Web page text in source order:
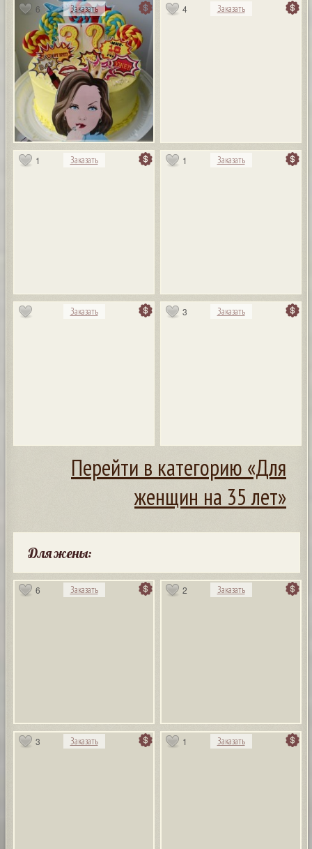
6 Заказать 4 Заказать
1 Заказать 1 Заказать
Заказать 3 Заказать
Перейти в категорию «Для
женщин на 35 лет»
Для жены:
6 Заказать 2 Заказать
3 Заказать 1 Заказать